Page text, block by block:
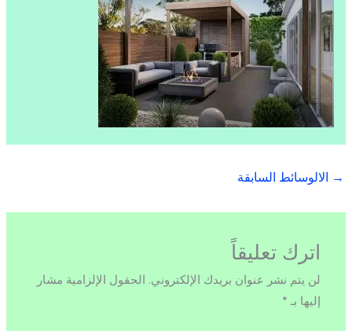
→ الالوسائط السابقة
اترك تعليقاً
لن يتم نشر عنوان بريدك الإلكتروني. الحقول الإلزامية مشار
إليها بـ *